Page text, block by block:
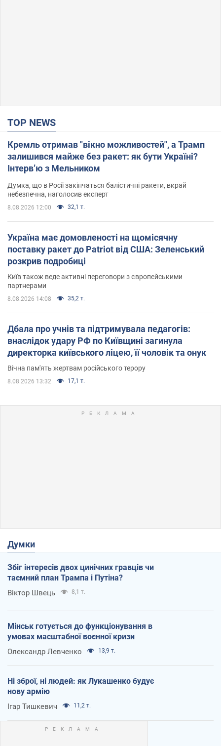
TOP NEWS
Кремль отримав "вікно можливостей", а Трамп
залишився майже без ракет: як бути Україні?
Інтерв’ю з Мельником
Думка, що в Росії закінчаться балістичні ракети, вкрай
небезпечна, наголосив експерт
8.08.2026 12:00 32,1 т.
Україна має домовленості на щомісячну
поставку ракет до Patriot від США: Зеленський
розкрив подробиці
Київ також веде активні переговори з європейськими
партнерами
8.08.2026 14:08 35,2 т.
Дбала про учнів та підтримувала педагогів:
внаслідок удару РФ по Київщині загинула
директорка київського ліцею, її чоловік та онук
Вічна пам'ять жертвам російського терору
8.08.2026 13:32 17,1 т.
Думки
Збіг інтересів двох цинічних гравців чи
таємний план Трампа і Путіна?
Віктор Швець 8,1 т.
Мінськ готується до функціонування в
умовах масштабної воєнної кризи
Олександр Левченко 13,9 т.
Ні зброї, ні людей: як Лукашенко будує
нову армію
Ігар Тишкевич 11,2 т.